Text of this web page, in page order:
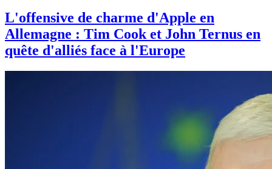
L'offensive de charme d'Apple en
Allemagne : Tim Cook et John Ternus en
quête d'alliés face à l'Europe